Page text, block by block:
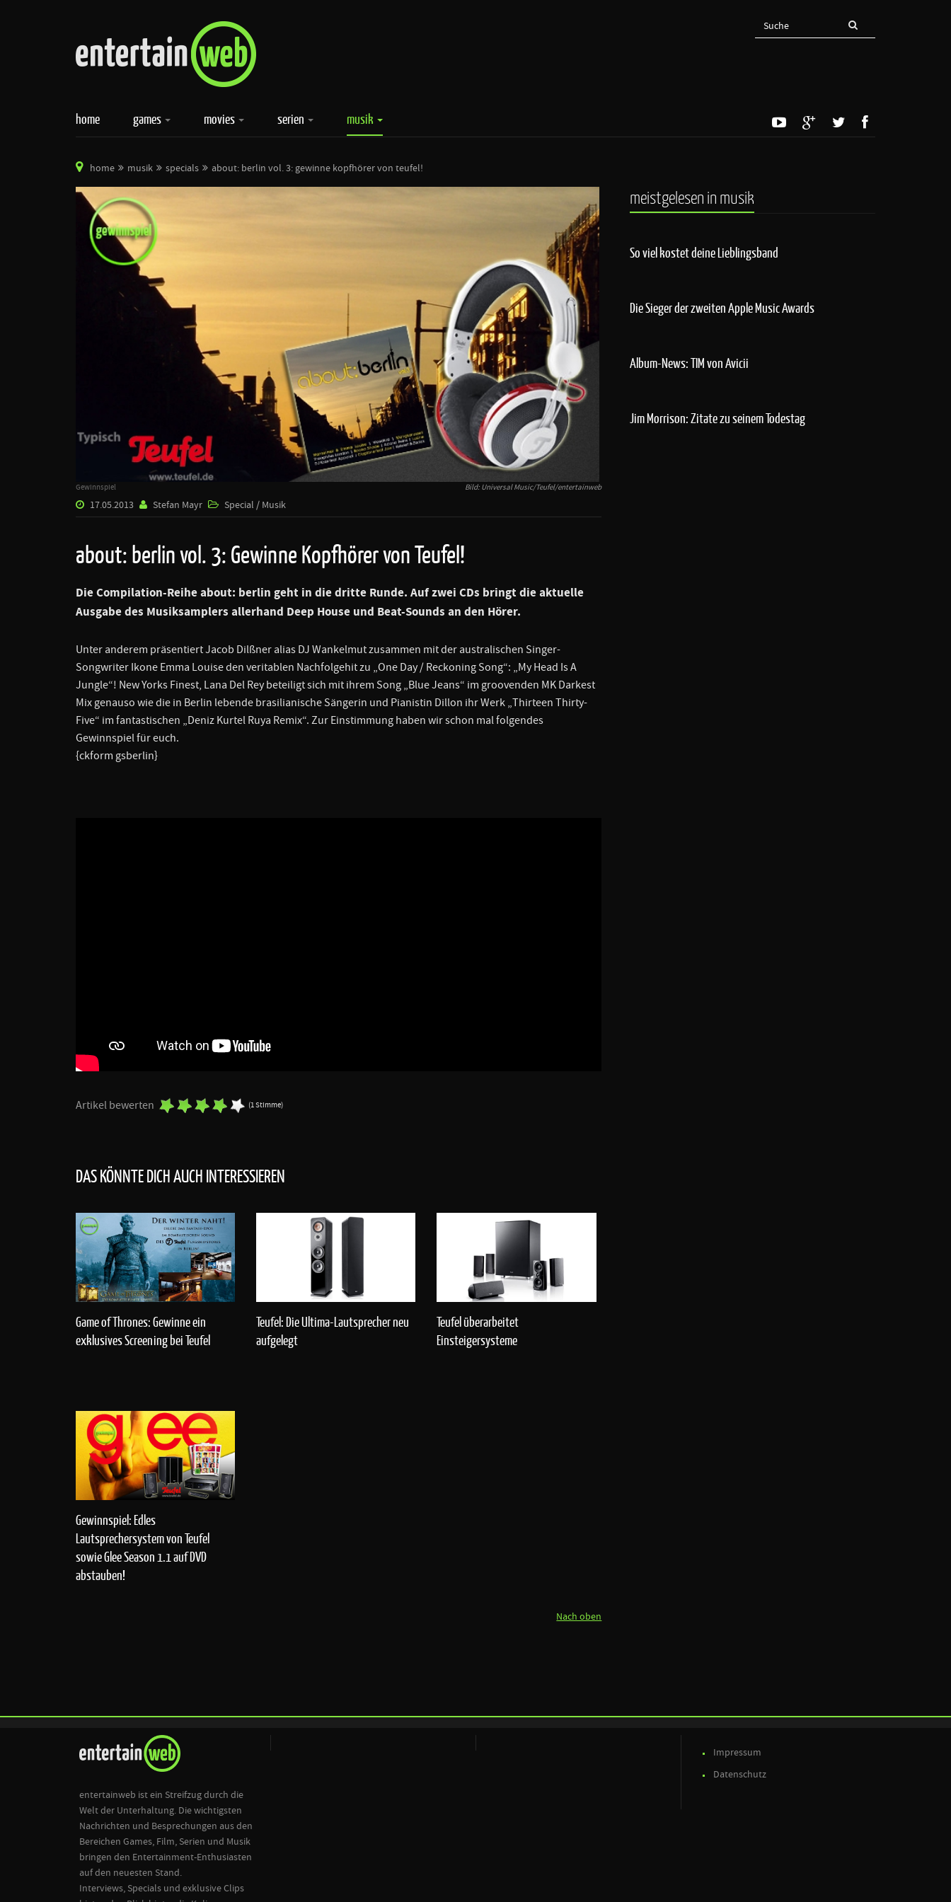
home games movies serien musik
home musik specials about: berlin vol. 3: gewinne kopfhörer von teufel!
Gewinnspiel Bild: Universal Music/Teufel/entertainweb
17.05.2013 Stefan Mayr Special / Musik
about: berlin vol. 3: Gewinne Kopfhörer von Teufel!
Die Compilation-Reiheabout: berlin geht in die dritte Runde. Auf zwei CDs bringt die aktuelle
Ausgabe des Musiksamplers allerhand Deep House und Beat-Sounds an den Hörer.
Unter anderem präsentiert Jacob Dilßner alias DJ Wankelmut zusammen mit der australischen Singer-
Songwriter Ikone Emma Louise den veritablen Nachfolgehit zu „One Day / Reckoning Song“: „My Head Is A
Jungle“! New Yorks Finest, Lana Del Rey beteiligt sich mit ihrem Song „Blue Jeans“ im groovenden MK Darkest
Mix genauso wie die in Berlin lebende brasilianische Sängerin und Pianistin Dillon ihr Werk „Thirteen Thirty-
Five“ im fantastischen „Deniz Kurtel Ruya Remix“. Zur Einstimmung haben wir schon mal folgendes
Gewinnspiel für euch.
{ckform gsberlin}
Artikel bewerten (1 Stimme)
DAS KÖNNTE DICH AUCH INTERESSIEREN
Game of Thrones: Gewinne ein
exklusives Screening bei Teufel
Teufel: Die Ultima-Lautsprecher neu
aufgelegt
Teufel überarbeitet
Einsteigersysteme
Gewinnspiel: Edles
Lautsprechersystem von Teufel
sowie Glee Season 1.1 auf DVD
abstauben!
Nach oben
meistgelesen in musik
So viel kostet deine Lieblingsband
Die Sieger der zweiten Apple Music Awards
Album-News: TIM von Avicii
Jim Morrison: Zitate zu seinem Todestag
entertainweb ist ein Streifzug durch die
Welt der Unterhaltung. Die wichtigsten
Nachrichten und Besprechungen aus den
Bereichen Games, Film, Serien und Musik
bringen den Entertainment-Enthusiasten
auf den neuesten Stand.
Interviews, Specials und exklusive Clips
Impressum
Datenschutz